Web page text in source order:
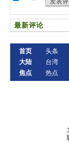
发表
最新评论
首页
大陆
焦点
头条
台湾
热点